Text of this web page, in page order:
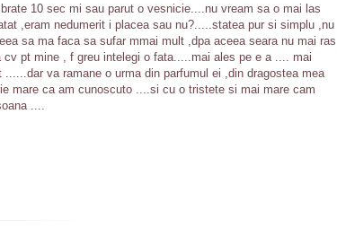
10 sec mi sau parut o vesnicie....nu vream sa o mai las
,eram nedumerit i placea sau nu?.....statea pur si simplu ,nu
sa ma faca sa sufar mmai mult ,dpa aceea seara nu mai ras
pt mine , f greu intelegi o fata.....mai ales pe e a .... mai
va ramane o urma din parfumul ei ,din dragostea mea
mare ca am cunoscuto ....si cu o tristete si mai mare cam
....